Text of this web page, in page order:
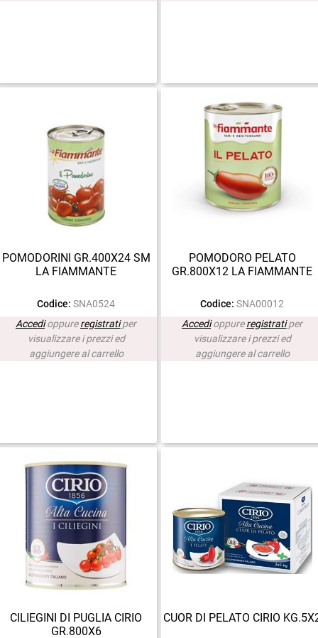
POMODORINI GR.400X24 SM
LA FIAMMANTE
Codice: SNA0524
Accedioppureregistrati per
visualizzare i prezzi ed
aggiungere al carrello
POMODORO PELATO
GR.800X12 LA FIAMMANTE
Codice: SNA00012
Accedioppureregistrati per
visualizzare i prezzi ed
aggiungere al carrello
CILIEGINI DI PUGLIA CIRIO
GR.800X6
CUOR DI PELATO CIRIO